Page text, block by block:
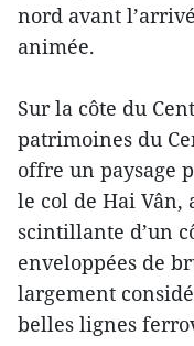
nord avant
animée.
Sur la côte du
patrimoines du
offre un paysage
le col de Hai Vân,
scintillante d’un
enveloppées de
largement
belles lignes